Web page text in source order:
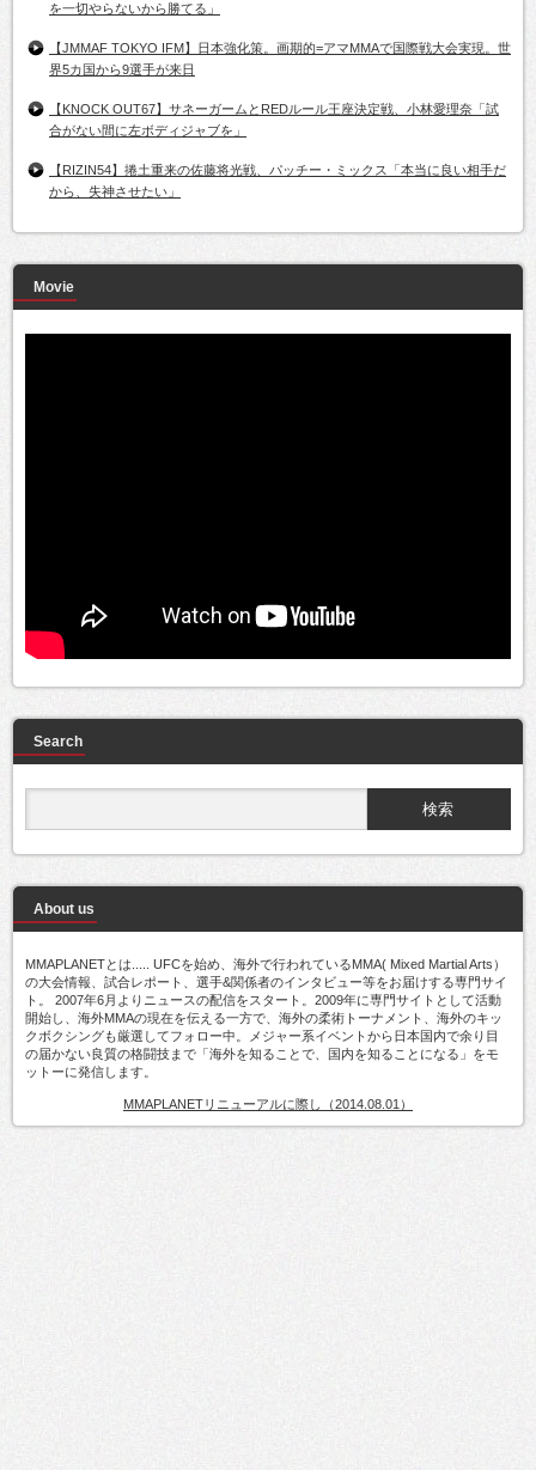
を一切やらないから勝てる」
【JMMAF TOKYO IFM】日本強化策。画期的=アマMMAで国際戦大会実現。世
界5カ国から9選手が来日
【KNOCK OUT67】サネーガームとREDルール王座決定戦、小林愛理奈「試
合がない間に左ボディジャブを」
【RIZIN54】捲土重来の佐藤将光戦、パッチー・ミックス「本当に良い相手だ
から、失神させたい」
Movie
Search
About us
MMAPLANETとは..... UFCを始め、海外で行われているMMA( Mixed Martial Arts）
の大会情報、試合レポート、選手&関係者のインタビュー等をお届けする専門サイ
ト。 2007年6月よりニュースの配信をスタート。2009年に専門サイトとして活動
開始し、海外MMAの現在を伝える一方で、海外の柔術トーナメント、海外のキッ
クボクシングも厳選してフォロー中。メジャー系イベントから日本国内で余り目
の届かない良質の格闘技まで「海外を知ることで、国内を知ることになる」をモ
ットーに発信します。
MMAPLANETリニューアルに際し（2014.08.01）